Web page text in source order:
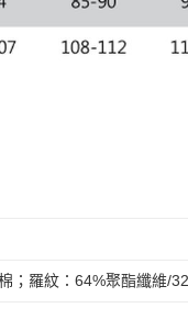
；羅紋：64%聚酯纖維/